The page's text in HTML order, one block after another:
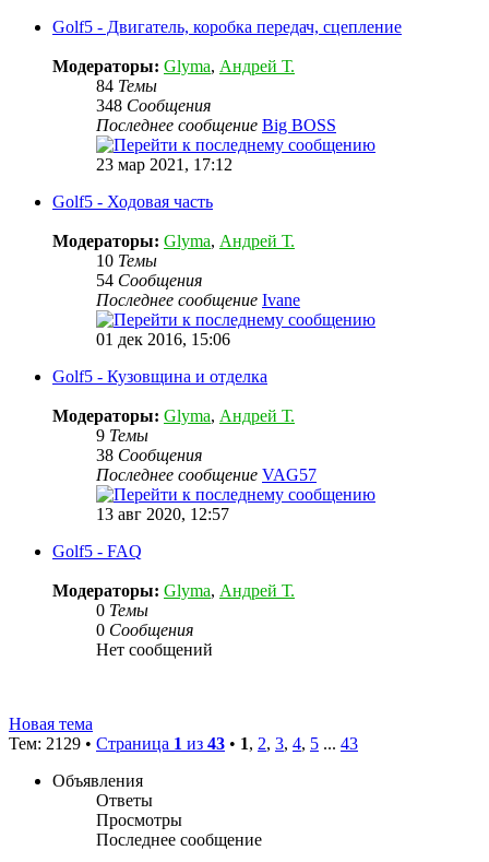
Golf5 - Двигатель, коробка передач, сцепление
Модераторы: Glyma, Андрей Т.
84 Темы
348 Сообщения
Последнее сообщение Big BOSS
23 мар 2021, 17:12
Golf5 - Ходовая часть
Модераторы: Glyma, Андрей Т.
10 Темы
54 Сообщения
Последнее сообщение Ivane
01 дек 2016, 15:06
Golf5 - Кузовщина и отделка
Модераторы: Glyma, Андрей Т.
9 Темы
38 Сообщения
Последнее сообщение VAG57
13 авг 2020, 12:57
Golf5 - FAQ
Модераторы: Glyma, Андрей Т.
0 Темы
0 Сообщения
Нет сообщений
Новая тема
Тем: 2129 • Страница 1 из 43 • 1, 2, 3, 4, 5 ... 43
Объявления
Ответы
Просмотры
Последнее сообщение